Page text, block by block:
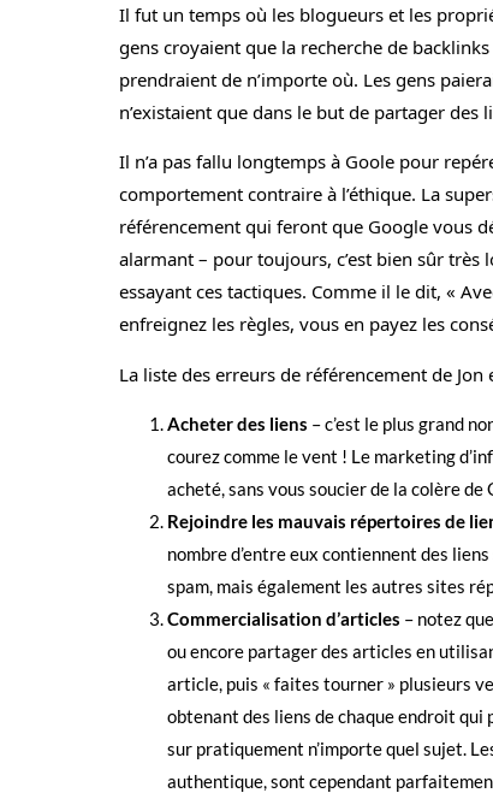
Il fut un temps où les blogueurs et les
gens croyaient que la recherche de
prendraient de n’importe où. Les gens
n’existaient que dans le but de partager
Il n’a pas fallu longtemps à Goole pour
comportement contraire à l’éthique. La
référencement qui feront que Google vous
alarmant – pour toujours, c’est bien sûr
essayant ces tactiques. Comme il le dit, «
enfreignez les règles, vous en payez les
La liste des erreurs de référencement de Jon
Acheter des liens – c’est le plus grand
courez comme le vent ! Le marketing
acheté, sans vous soucier de la colère de
Rejoindre les mauvais répertoires de
nombre d’entre eux contiennent des
spam, mais également les autres sites
Commercialisation d’articles – notez
ou encore partager des articles en
article, puis « faites tourner » plusieurs
obtenant des liens de chaque endroit qui
sur pratiquement n’importe quel sujet.
authentique, sont cependant